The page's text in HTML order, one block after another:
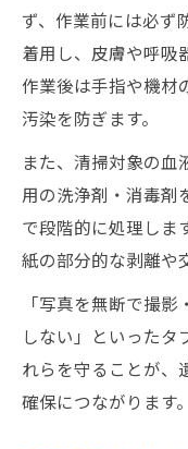
ず、作業前には必ず
着用し、皮膚や呼吸
作業後は手指や機材
汚染を防ぎます。
また、清掃対象の血
用の洗浄剤・消毒剤
で段階的に処理しま
紙の部分的な剥離や
「写真を無断で撮
しない」といったタ
れらを守ることが、
確保につながります。